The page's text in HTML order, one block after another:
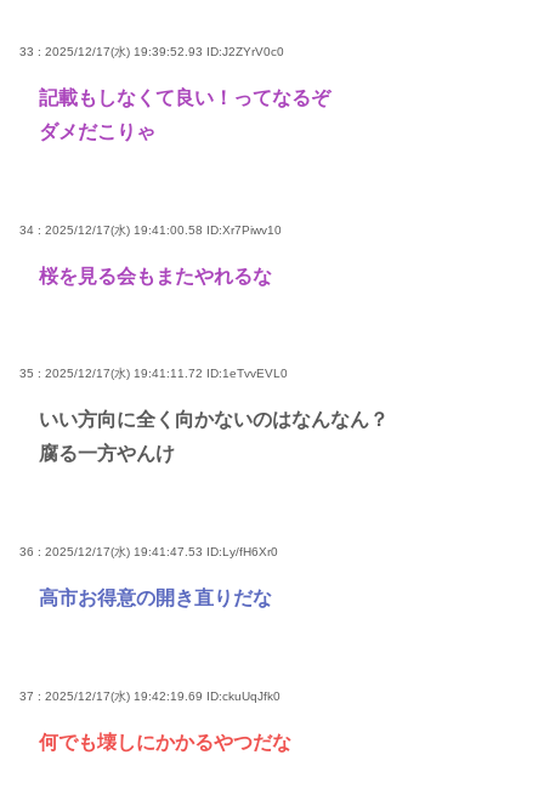
33 : 2025/12/17(水) 19:39:52.93 ID:J2ZYrV0c0
記載もしなくて良い！ってなるぞ
ダメだこりゃ
34 : 2025/12/17(水) 19:41:00.58 ID:Xr7Piwv10
桜を見る会もまたやれるな
35 : 2025/12/17(水) 19:41:11.72 ID:1eTvvEVL0
いい方向に全く向かないのはなんなん？
腐る一方やんけ
36 : 2025/12/17(水) 19:41:47.53 ID:Ly/fH6Xr0
高市お得意の開き直りだな
37 : 2025/12/17(水) 19:42:19.69 ID:ckuUqJfk0
何でも壊しにかかるやつだな